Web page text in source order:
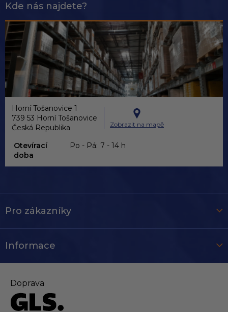
Pro zákazníky
Informace
Kde nás najdete?
Horní Tošanovice 1
739 53 Horní Tošanovice
Česká Republika
Zobrazit na mapě
Otevírací
doba
Po - Pá: 7 - 14 h
Doprava